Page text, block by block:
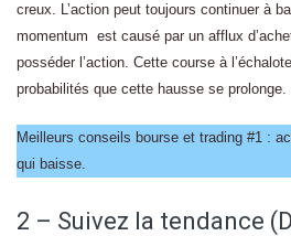
creux. L’action peut toujours continuer à
momentum est causé par un afflux
posséder l’action. Cette course à
probabilités que cette hausse se prolonge.
Meilleurs conseils bourse et trading #1 :
qui baisse.
2 – Suivez la tendance